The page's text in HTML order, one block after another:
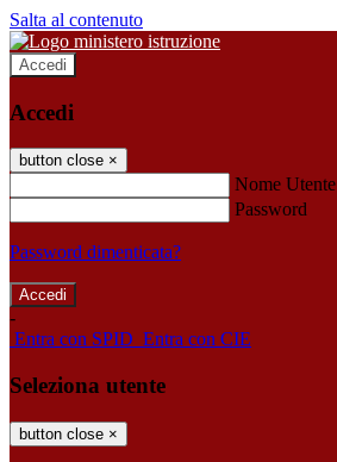
Salta al contenuto
Accedi
Accedi
button close ×
Nome Utente
Password
Password dimenticata?
-
Entra con SPID Entra con CIE
Seleziona utente
button close ×